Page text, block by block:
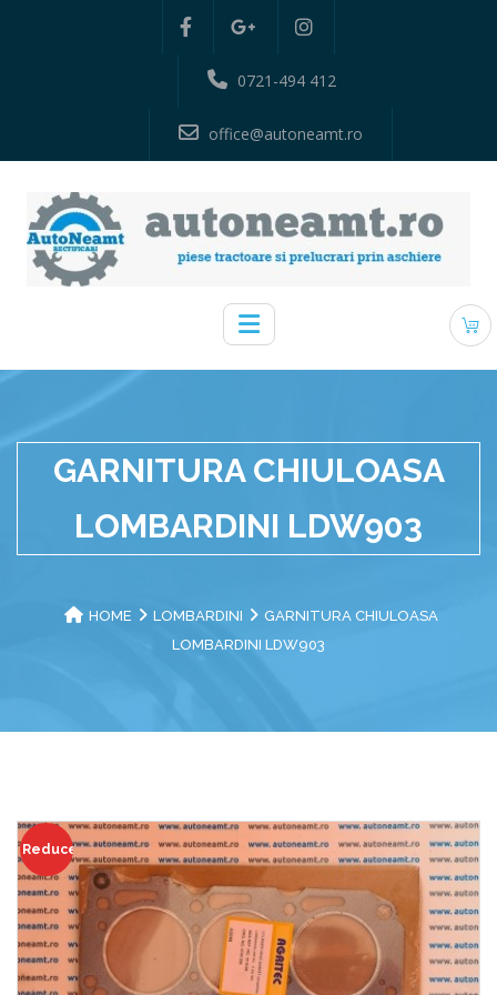
0721-494 412
office@autoneamt.ro
GARNITURA CHIULOASA
LOMBARDINI LDW903
HOME LOMBARDINI
GARNITURA CHIULOASA
LOMBARDINI LDW903
Reduceri!